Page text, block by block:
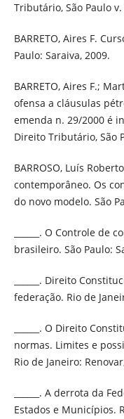
Tributário, São Paulo
BARRETO, Aires F.
Paulo: Saraiva, 2009.
BARRETO, Aires F.;
ofensa a cláusulas
emenda n. 29/2000 é
Direito Tributário, São
BARROSO, Luís
contemporâneo. Os
do novo modelo. São
______. O Controle
brasileiro. São Paulo:
______. Direito
federação. Rio de
______. O Direito
normas. Limites e
Rio de Janeiro:
______. A derrota da
Estados e Municípios.